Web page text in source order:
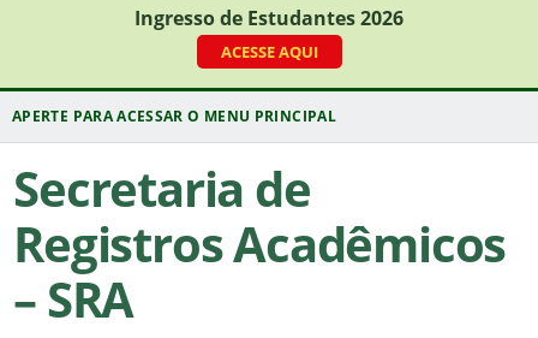
Ingresso de Estudantes 2026
ACESSE AQUI
Secretaria de
Registros Acadêmicos
– SRA